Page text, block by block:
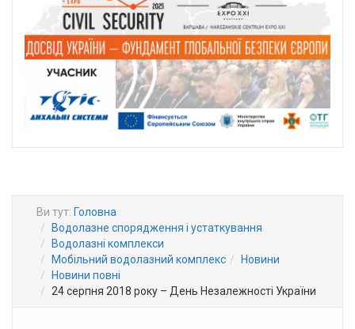
Ви тут: Головна
Водолазне спорядження і устаткування
Водолазні комплекси
Мобільний водолазний комплекс
Новини
Новини повні
24 серпня 2018 року – День Незалежності України